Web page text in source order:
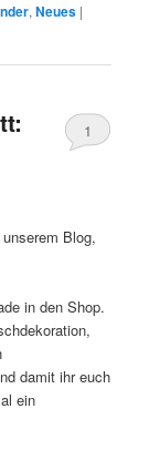
,Neues |
1
Blog,
in den Shop.
damit ihr euch
ein